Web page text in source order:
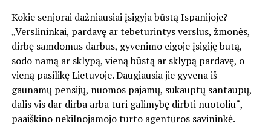
Kokie senjorai dažniausiai įsigyja būstą Ispanijoje?
„Verslininkai, pardavę ar tebeturintys verslus, žmonės,
dirbę samdomus darbus, gyvenimo eigoje įsigiję butą,
sodo namą ar sklypą, vieną būstą ar sklypą pardavę, o
vieną pasilikę Lietuvoje. Daugiausia jie gyvena iš
gaunamų pensijų, nuomos pajamų, sukauptų santaupų,
dalis vis dar dirba arba turi galimybę dirbti nuotoliu“, –
paaiškino nekilnojamojo turto agentūros savininkė.